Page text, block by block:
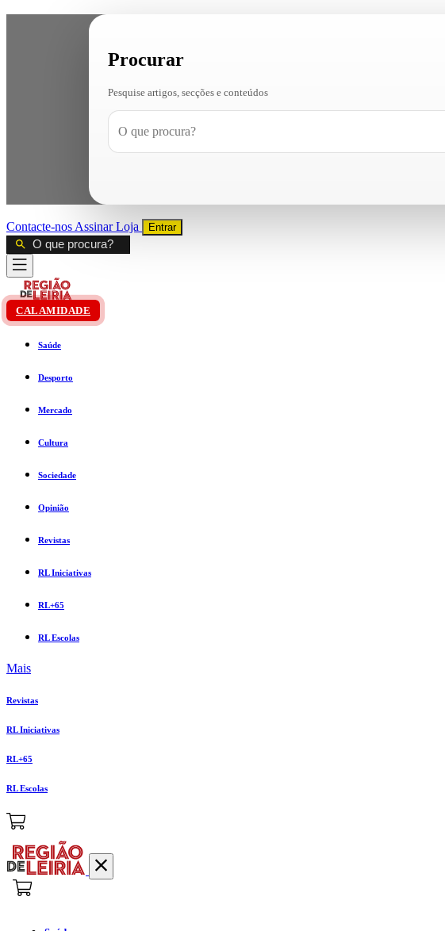
Procurar
Pesquise artigos, secções e conteúdos
Contacte-nos AssinarLoja Entrar
CALAMIDADE
Saúde
Desporto
Mercado
Cultura
Sociedade
Opinião
Revistas
RL Iniciativas
RL+65
RL Escolas
Mais
Revistas
RL Iniciativas
RL+65
RL Escolas